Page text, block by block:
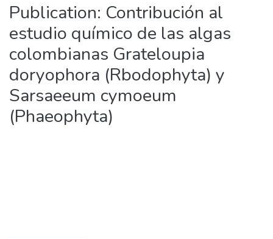
Publication: Contribución al
estudio químico de las algas
colombianas Grateloupia
doryophora (Rbodophyta) y
Sarsaeeum cymoeum
(Phaeophyta)